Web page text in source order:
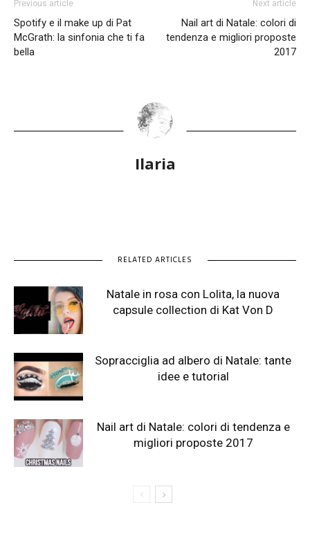
Previous article
Spotify e il make up di Pat
McGrath: la sinfonia che ti fa
bella
Next article
Nail art di Natale: colori di
tendenza e migliori proposte
2017
Ilaria
RELATED ARTICLES
Natale in rosa con Lolita, la nuova
capsule collection di Kat Von D
Sopracciglia ad albero di Natale: tante
idee e tutorial
Nail art di Natale: colori di tendenza e
migliori proposte 2017